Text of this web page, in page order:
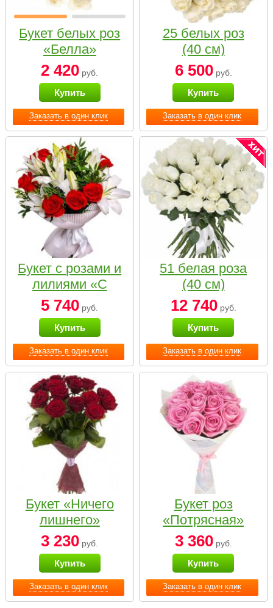
Заказать в один клик
Букет белых роз
«Белла»
2 420 руб.
Купить
Заказать в один клик
25 белых роз
(40 см)
6 500руб.
Купить
Заказать в один клик
Букет с розами и
лилиями «С
наилучшими
пожеланиями»
5 740 руб.
Купить
Заказать в один клик
51 белая роза
(40 см)
12 740руб.
Купить
Заказать в один клик
Букет «Ничего
лишнего»
3 230 руб.
Купить
Заказать в один клик
Букет роз
«Потрясная»
3 360руб.
Купить